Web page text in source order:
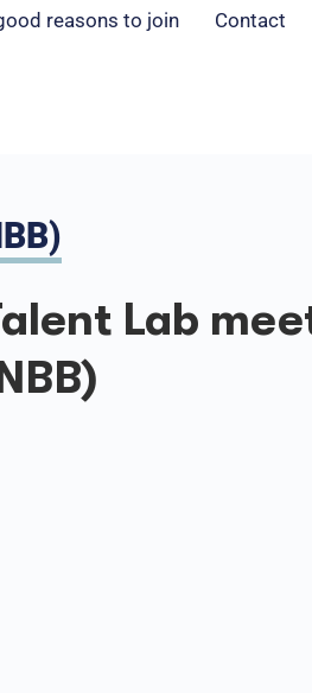
reasons to join Contact
Lab